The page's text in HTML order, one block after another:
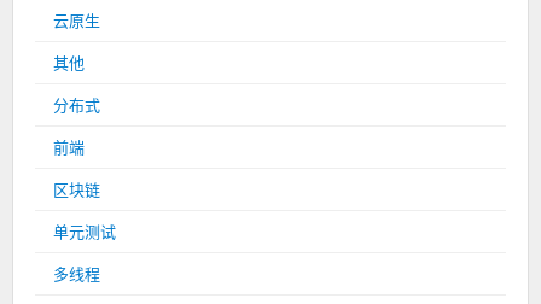
云原生
其他
分布式
前端
区块链
单元测试
多线程